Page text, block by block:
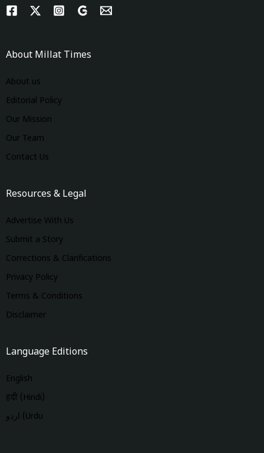
About Millat Times
About us
Editorial Policy
Our Mission
Our Team
Contact Us
Resources & Legal
Advertise With Us
Submit a Story
Corrections & Clarifications
Privacy Policy
Terms & Conditions
Disclaimer
Language Editions
English
हिंदी (Hindi)
اردو (Urdu